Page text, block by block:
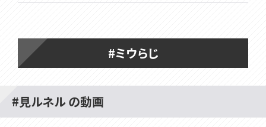
#ミウらじ
#見ルネル の動画